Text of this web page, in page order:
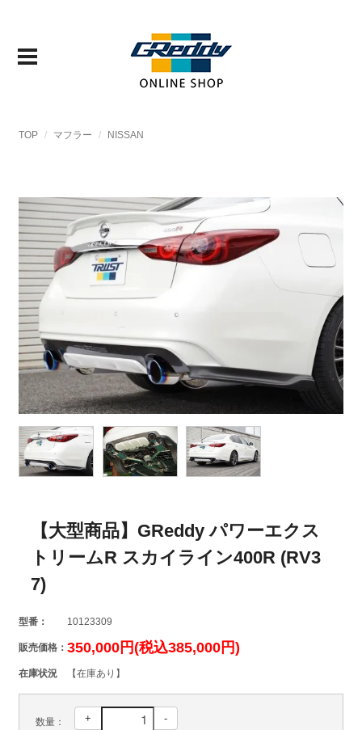
TOP マフラー NISSAN
【大型商品】GReddy パワーエクス
トリームR スカイライン400R (RV3
7)
型番： 10123309
販売価格： 350,000円(税込385,000円)
在庫状況 【在庫あり】
数量： + -